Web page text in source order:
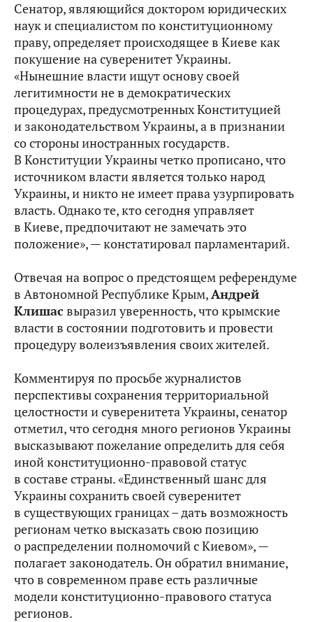
Сенатор, являющийся доктором юридических
наук и специалистом по конституционному
праву, определяет происходящее в Киеве как
покушение на суверенитет Украины.
«Нынешние власти ищут основу своей
легитимности не в демократических
процедурах, предусмотренных Конституцией
и законодательством Украины, а в признании
со стороны иностранных государств.
В Конституции Украины четко прописано, что
источником власти является только народ
Украины, и никто не имеет права узурпировать
власть. Однако те, кто сегодня управляет
в Киеве, предпочитают не замечать это
положение», — констатировал парламентарий.
Отвечая на вопрос о предстоящем референдуме
в Автономной Республике Крым,Андрей
Клишас выразил уверенность, что крымские
власти в состоянии подготовить и провести
процедуру волеизъявления своих жителей.
Комментируя по просьбе журналистов
перспективы сохранения территориальной
целостности и суверенитета Украины, сенатор
отметил, что сегодня много регионов Украины
высказывают пожелание определить для себя
иной конституционно-правовой статус
в составе страны. «Единственный шанс для
Украины сохранить своей суверенитет
в существующих границах – дать возможность
регионам четко высказать свою позицию
о распределении полномочий с Киевом», —
полагает законодатель. Он обратил внимание,
что в современном праве есть различные
модели конституционно-правового статуса
регионов.